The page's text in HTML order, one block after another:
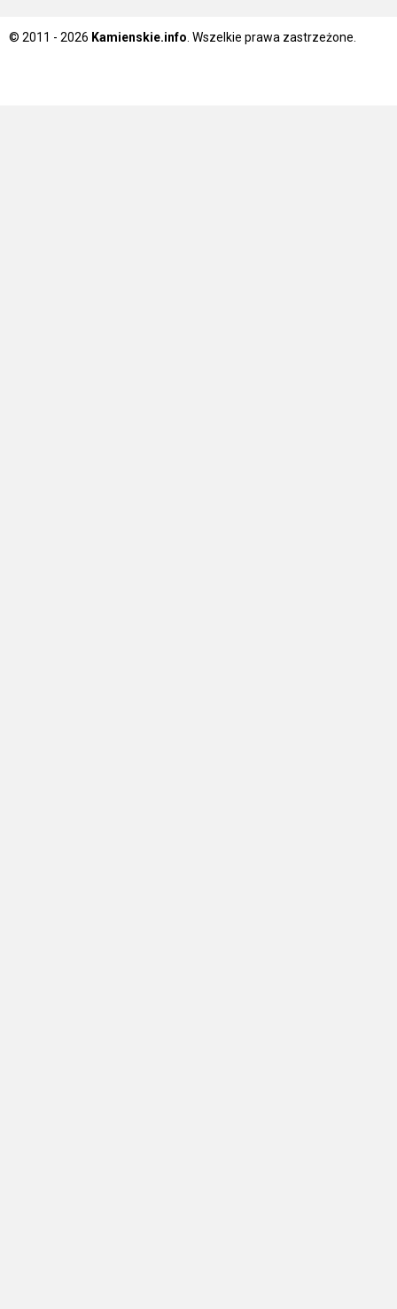
© 2011 - 2026 Kamienskie.info . Wszelkie prawa zastrzeżone.